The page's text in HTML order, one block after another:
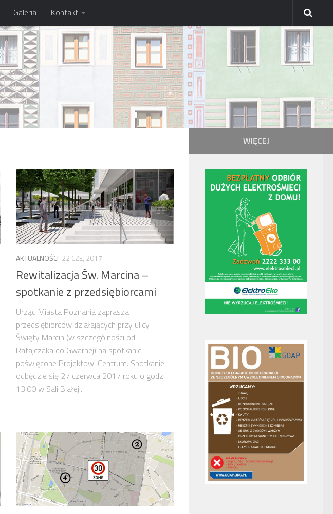
Galeria Kontakt
AKTUALNOŚCI 22 CZE, 2017
Rewitalizacja Św. Marcina –
spotkanie z przedsiębiorcami
Urząd Miasta Poznania zaprasza
przedsiębiorców działających przy ulicy
Święty Marcin (w szczególności od
Ratajczaka do Gwarnej) na spotkanie
poświęcone Projektowi Centrum. Spotkanie
odbędzie się 27 czerwca 2017 roku o godz.
13.00 w Sali Białej...
WIĘCEJ